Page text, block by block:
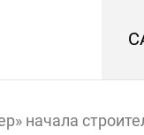
начала